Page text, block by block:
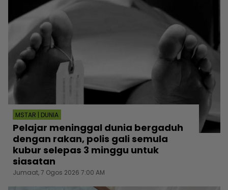
MSTAR | DUNIA
Pelajar meninggal dunia bergaduh
dengan rakan, polis gali semula
kubur selepas 3 minggu untuk
siasatan
Jumaat, 7 Ogos 2026 7:00 AM